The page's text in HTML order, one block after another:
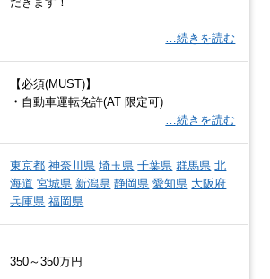
…続きを読む
【必須(MUST)】
・自動車運転免許(AT 限定可)
…続きを読む
東京都 神奈川県 埼玉県 千葉県 群馬県 北
海道 宮城県 新潟県 静岡県 愛知県 大阪府
兵庫県 福岡県
350～350万円